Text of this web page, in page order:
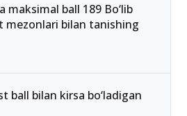
maksimal ball 189 Bo‘lib
bilan tanishing
ball bilan kirsa bo‘ladigan